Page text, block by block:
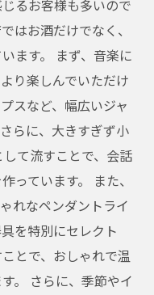
るお客様も多いので
はお酒だけでなく、
ます。 まず、音楽に
り楽しんでいただけ
スなど、幅広いジャ
らに、大きすぎず小
て流すことで、会話
っています。 また、
れなペンダントライ
を特別にセレクト
とで、おしゃれで温
。 さらに、季節やイ